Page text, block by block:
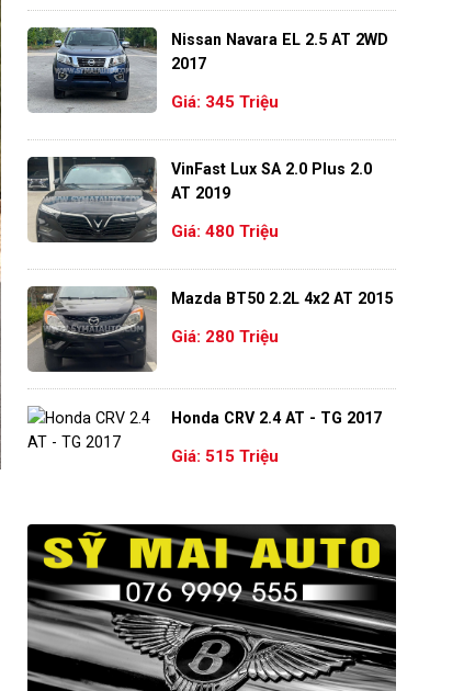
Nissan Navara EL 2.5 AT 2WD
2017
Giá: 345 Triệu
VinFast Lux SA 2.0 Plus 2.0
AT 2019
Giá: 480 Triệu
Mazda BT50 2.2L 4x2 AT 2015
Giá: 280 Triệu
Honda CRV 2.4 AT - TG 2017
Giá: 515 Triệu